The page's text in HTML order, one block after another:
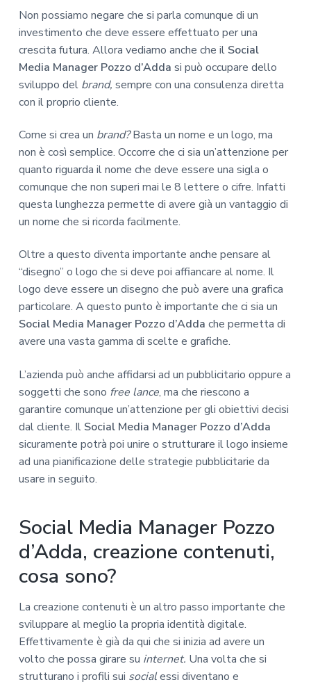
Non possiamo negare che si parla comunque di un
investimento che deve essere effettuato per una
crescita futura. Allora vediamo anche che il Social
Media Manager Pozzo d’Adda si può occupare dello
sviluppo del brand, sempre con una consulenza diretta
con il proprio cliente.
Come si crea un brand?Basta un nome e un logo, ma
non è così semplice. Occorre che ci sia un’attenzione per
quanto riguarda il nome che deve essere una sigla o
comunque che non superi mai le 8 lettere o cifre. Infatti
questa lunghezza permette di avere già un vantaggio di
un nome che si ricorda facilmente.
Oltre a questo diventa importante anche pensare al
“disegno” o logo che si deve poi affiancare al nome. Il
logo deve essere un disegno che può avere una grafica
particolare. A questo punto è importante che ci sia un
Social Media Manager Pozzo d’Adda che permetta di
avere una vasta gamma di scelte e grafiche.
L’azienda può anche affidarsi ad un pubblicitario oppure a
soggetti che sono free lance, ma che riescono a
garantire comunque un’attenzione per gli obiettivi decisi
dal cliente. Il Social Media Manager Pozzo d’Adda
sicuramente potrà poi unire o strutturare il logo insieme
ad una pianificazione delle strategie pubblicitarie da
usare in seguito.
Social Media Manager Pozzo
d’Adda, creazione contenuti,
cosa sono?
La creazione contenuti è un altro passo importante che
sviluppare al meglio la propria identità digitale.
Effettivamente è già da qui che si inizia ad avere un
volto che possa girare su internet. Una volta che si
strutturano i profili sui socialessi diventano e